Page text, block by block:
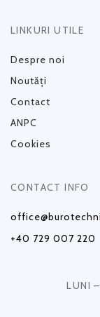
LINKURI UTILE
Despre noi
Noutăți
Contact
ANPC
Cookies
CONTACT INFO
+40 729 007 220
LUNI